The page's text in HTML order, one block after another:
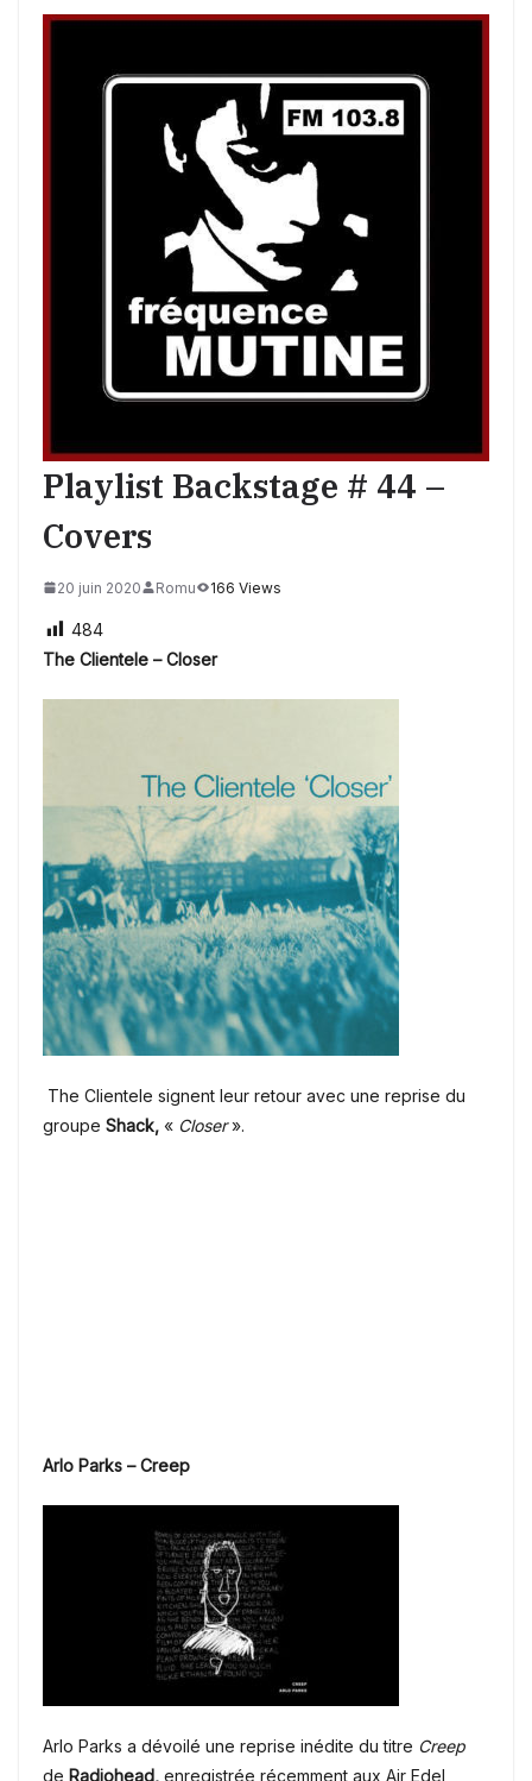
Playlist Backstage # 44 –
Covers
20 juin 2020 Romu 166 Views
484
The Clientele – Closer
The Clientele signent leur retour avec une reprise du
groupe Shack, « Closer».
Arlo Parks – Creep
Arlo Parks a dévoilé une reprise inédite du titre Creep
de Radiohead, enregistrée récemment aux Air Edel